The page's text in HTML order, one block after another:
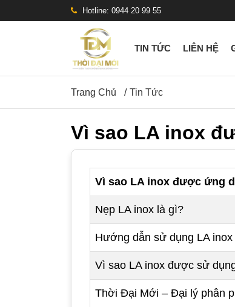
Hotline: 0944 20 99 55
TIN TỨC LIÊN HỆ
Trang Chủ Tin Tức
Vì sao LA inox
Vì sao LA inox được ứng
Nẹp LA inox là gì?
Hướng dẫn sử dụng LA inox
Vì sao LA inox được sử
Thời Đại Mới – Đại lý phân